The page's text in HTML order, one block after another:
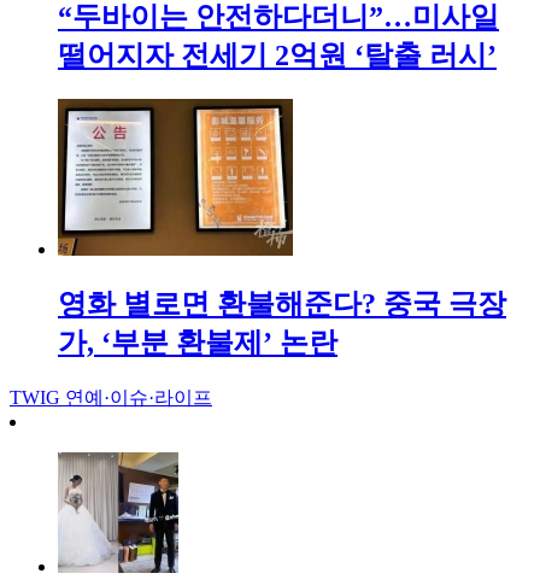
“두바이는 안전하다더니”…미사일
떨어지자 전세기 2억원 ‘탈출 러시’
영화 별로면 환불해준다? 중국 극장
가, ‘부분 환불제’ 논란
TWIG 연예·이슈·라이프